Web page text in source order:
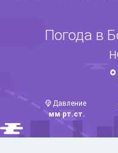
Погода в
Давление
мм рт.ст.